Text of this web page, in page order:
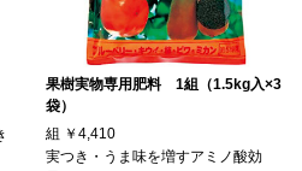
果樹実物専用肥料 1組（1.5kg入×3
袋）
組 ￥4,410
実つき・うま味を増すアミノ酸効